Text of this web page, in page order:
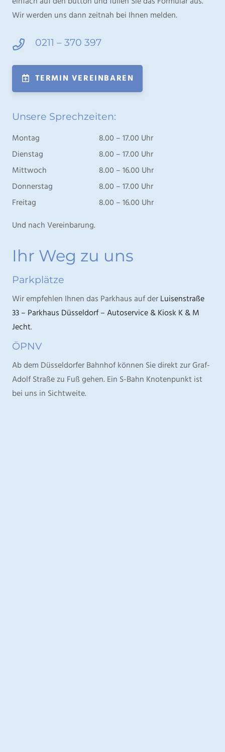
Wir werden uns dann zeitnah bei Ihnen melden.
0211 – 370 397
TERMIN VEREINBAREN
Unsere Sprechzeiten:
Montag
8.00 – 17.00 Uhr
Dienstag
8.00 – 17.00 Uhr
Mittwoch
8.00 – 16.00 Uhr
Donnerstag
8.00 – 17.00 Uhr
Freitag
8.00 – 16.00 Uhr
Und nach Vereinbarung.
Ihr Weg zu uns
Parkplätze
Wir empfehlen Ihnen das Parkhaus auf derLuisenstraße
33 – Parkhaus Düsseldorf – Autoservice & Kiosk K & M
Jecht.
ÖPNV
Ab dem Düsseldorfer Bahnhof können Sie direkt zur Graf-
Adolf Straße zu Fuß gehen. Ein S-Bahn Knotenpunkt ist
bei uns in Sichtweite.